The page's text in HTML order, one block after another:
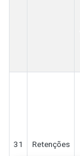
31 Retenções